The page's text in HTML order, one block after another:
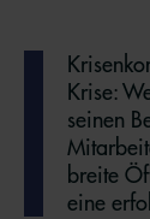
Krise:
seinen
breite
eine